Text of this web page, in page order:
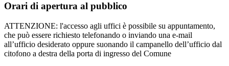
Orari di apertura al pubblico
ATTENZIONE: l'accesso agli uffici è possibile su appuntamento,
che può essere richiesto telefonando o inviando una e-mail
all’ufficio desiderato oppure suonando il campanello dell’ufficio dal
citofono a destra della porta di ingresso del Comune